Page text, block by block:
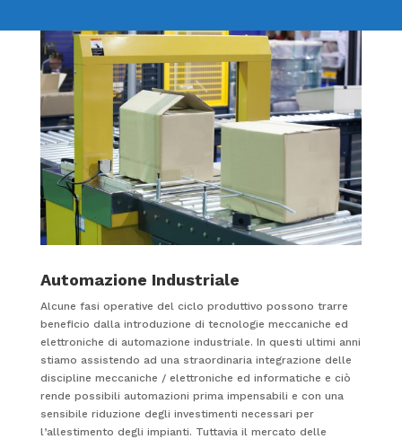
Automazione Industriale
Alcune fasi operative del ciclo produttivo possono trarre
beneficio dalla introduzione di tecnologie meccaniche ed
elettroniche di automazione industriale. In questi ultimi anni
stiamo assistendo ad una straordinaria integrazione delle
discipline meccaniche / elettroniche ed informatiche e ciò
rende possibili automazioni prima impensabili e con una
sensibile riduzione degli investimenti necessari per
l’allestimento degli impianti. Tuttavia il mercato delle